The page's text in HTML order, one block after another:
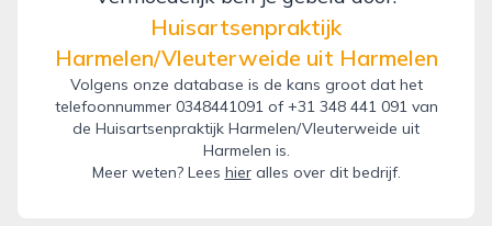
Huisartsenpraktijk
Harmelen/Vleuterweide uit Harmelen
Volgens onze database is de kans groot dat het
telefoonnummer 0348441091 of +31 348 441 091 van
de Huisartsenpraktijk Harmelen/Vleuterweide uit
Harmelen is.
Meer weten? Lees hieralles over dit bedrijf.